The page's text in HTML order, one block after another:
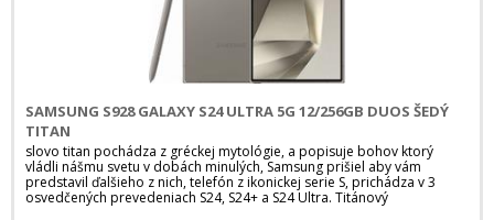
SAMSUNG S928 GALAXY S24 ULTRA 5G 12/256GB DUOS ŠEDÝ
TITAN
slovo titan pochádza z gréckej mytológie, a popisuje bohov ktorý
vládli nášmu svetu v dobách minulých, Samsung prišiel aby vám
predstavil ďalšieho z nich, telefón z ikonickej serie S, prichádza v 3
osvedčených prevedeniach S24, S24+ a S24 Ultra. Titánový